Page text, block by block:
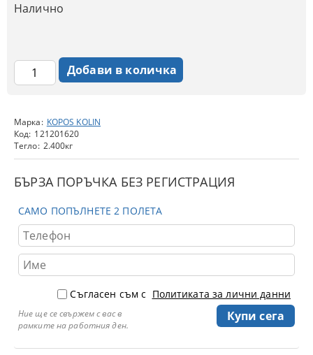
Марка: KOPOS KOLIN
Код: 121201620
Тегло: 2.400кг
БЪРЗА ПОРЪЧКА БЕЗ РЕГИСТРАЦИЯ
САМО ПОПЪЛНЕТЕ 2 ПОЛЕТА
Съгласен съм с Политиката за лични данни
Ние ще се свържем с вас в
рамките на работния ден.
Налично